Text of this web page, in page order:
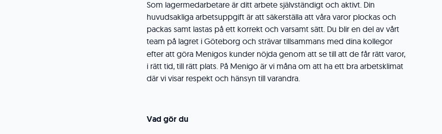
Som lagermedarbetare är ditt arbete självständigt och aktivt. Din
huvudsakliga arbetsuppgift är att säkerställa att våra varor plockas och
packas samt lastas på ett korrekt och varsamt sätt. Du blir en del av vårt
team på lagret i Göteborg och strävar tillsammans med dina kollegor
efter att göra Menigos kunder nöjda genom att se till att de får rätt varor,
i rätt tid, till rätt plats. På Menigo är vi måna om att ha ett bra arbetsklimat
där vi visar respekt och hänsyn till varandra.
Vad gör du